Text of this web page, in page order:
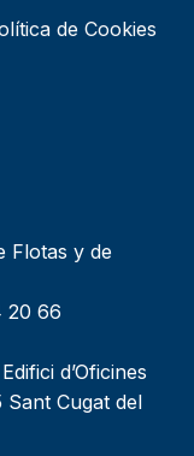
de Cookies
Flotas y de
20 66
d’Oficines
Sant Cugat del